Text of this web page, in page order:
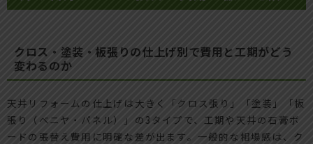
クロス・塗装・板張りの仕上げ別で費用と工期がどう
変わるのか
天井リフォームの仕上げは大きく「クロス張り」「塗装」「板
張り（ベニヤ・パネル）」の3タイプで、工期や天井の石膏ボ
ードの張替え費用に明確な差が出ます。一般的な相場感は、ク